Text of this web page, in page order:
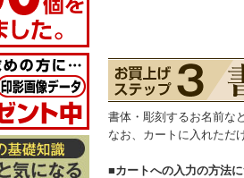
書体・彫刻するお名前な
なお、カートに入れただ
■カートへの入力の方法